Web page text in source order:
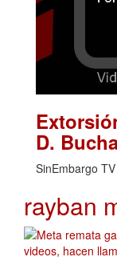
D.
SinEmbargo TV
rayban